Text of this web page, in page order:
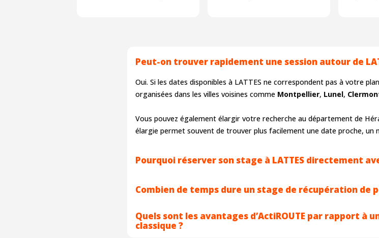
Peut-on trouver rapidement une session autour de
Oui. Si les dates disponibles à LATTES ne correspondent pas à votre
organisées dans les villes voisines comme Montpellier, Lunel,
Vous pouvez également élargir votre recherche au département de
élargie permet souvent de trouver plus facilement une date proche, un
Pourquoi réserver son stage à LATTES directement
Combien de temps dure un stage de récupération de
Quels sont les avantages d’ActiROUTE par rapport à
classique ?